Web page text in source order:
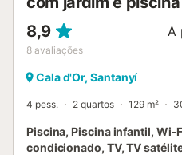
8,9
8 avaliações
A
Cala d'Or, Santanyí
4 pess. 2 quartos 129 m²
Piscina, Piscina infantil, Wi-
condicionado, TV, TV